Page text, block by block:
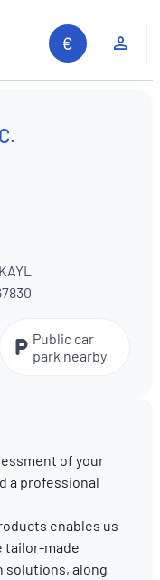
DE
Public car
park nearby
of your
a professional
enables us
tailor-made
solutions, along